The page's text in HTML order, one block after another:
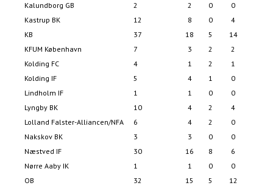
Kalundborg GB
2 2 0 0
Kastrup BK
12 8 0 4
KB
37 18 5 14
KFUM København
7 3 2 2
Kolding FC
4 1 2 1
Kolding IF
5 4 1 0
Lindholm IF
1 1 0 0
Lyngby BK
10 4 2 4
Lolland Falster-Alliancen/NFA
6 4 2 0
Nakskov BK
3 3 0 0
Næstved IF
30 16 8 6
Nørre Aaby IK
1 1 0 0
OB
32 15 5 12